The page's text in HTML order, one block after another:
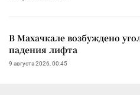
В Махачкале возбуждено
падения лифта
9 августа 2026, 00:45